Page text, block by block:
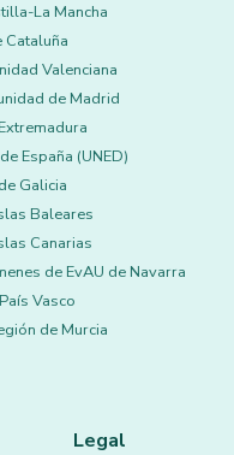
La Mancha
Cataluña
Valenciana
de Madrid
España (UNED)
Galicia
Baleares
Canarias
de EvAU de Navarra
Vasco
de Murcia
Legal